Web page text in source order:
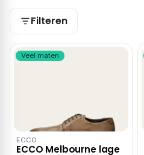
Filteren
Veel maten
ECCO
ECCO Melbourne lage